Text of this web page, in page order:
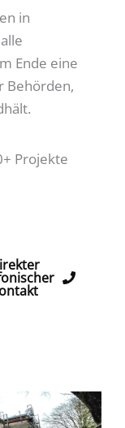
in
Ende eine
Behörden,
Projekte